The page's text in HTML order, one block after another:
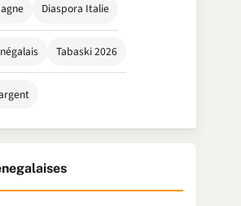
Diaspora Italie
Tabaski 2026